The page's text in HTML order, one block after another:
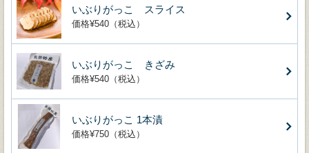
いぶりがっこ スライス
価格¥540（税込）
いぶりがっこ きざみ
価格¥540（税込）
いぶりがっこ 1本漬
価格¥750（税込）